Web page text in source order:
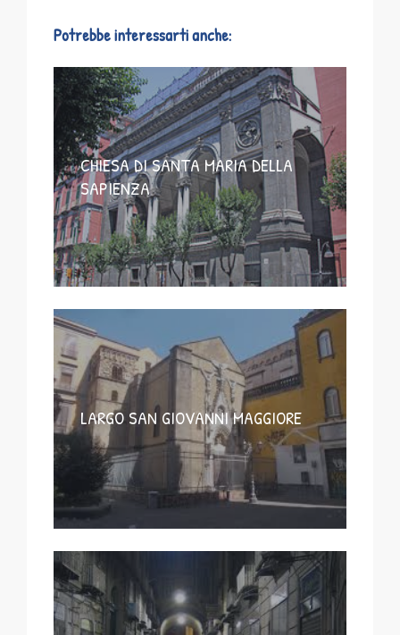
Potrebbe interessarti anche:
CHIESA DI SANTA MARIA DELLA
SAPIENZA
LARGO SAN GIOVANNI MAGGIORE